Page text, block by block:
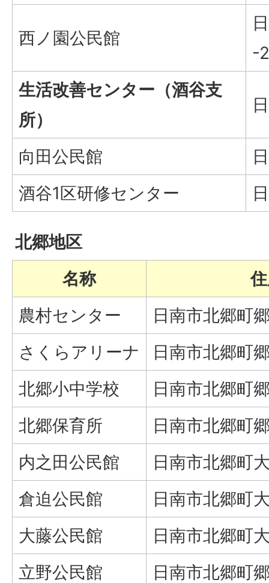
西ノ園公民館
-2
生活改善センター（酒谷支
所）
向田公民館
酒谷1区研修センター
北郷地区
名称
農村センター
日南市北郷町
さくらアリーナ
日南市北郷町
北郷小中学校
日南市北郷町
北郷保育所
日南市北郷町
内之田公民館
日南市北郷町
倉迫公民館
日南市北郷町
大藤公民館
日南市北郷町
立野公民館
日南市北郷町